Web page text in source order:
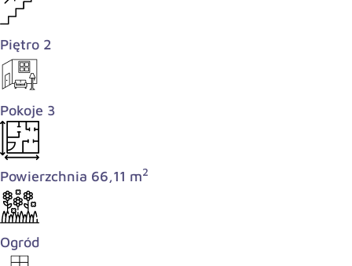
Piętro 2
Pokoje 3
Powierzchnia 66,11 m2
Ogród